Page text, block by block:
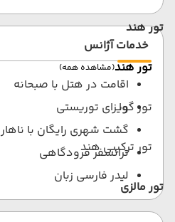
تور هند
تور هند(مشاهده همه)
تور گوا
تور ترکیبی هند
تور مالزی
خدمات آژانس
اقامت در هتل با صبحانه
ویزای توریستی
گشت شهری رایگان با ناهار
ترانسفر فرودگاهی
لیدر فارسی زبان